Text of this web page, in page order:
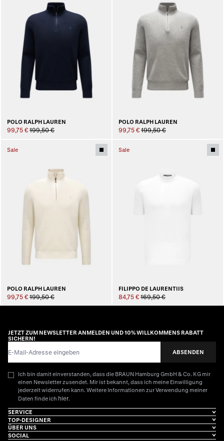
POLO RALPH LAUREN
99,75 € 199,50 €
POLO RALPH LAUREN
99,75 € 199,50 €
Sale
POLO RALPH LAUREN
99,75 € 199,50 €
Sale
FILIPPO DE LAURENTIIS
84,75 € 169,50 €
JETZT ZUM NEWSLETTER ANMELDEN UND 10% WILLKOMMENS RABATT
SICHERN!
ABSENDEN
Ich bin damit einverstanden, dass die BRAUN Hamburg GmbH & Co. KG mir
einen Newsletter zusendet. Mir ist bekannt, dass ich meine Einwilligung
jederzeit widerrufen kann. Weitere Informationen zur Verwendung meiner
Daten finde ich hier.
SERVICE
TOP-DESIGNER
ÜBER UNS
SOCIAL